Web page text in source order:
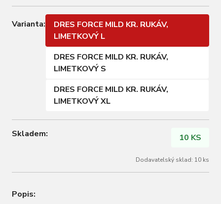
Varianta:
DRES FORCE MILD KR. RUKÁV,
LIMETKOVÝ L
DRES FORCE MILD KR. RUKÁV,
LIMETKOVÝ S
DRES FORCE MILD KR. RUKÁV,
LIMETKOVÝ XL
Skladem: 10 KS
Dodavatelský sklad: 10 ks
Popis: